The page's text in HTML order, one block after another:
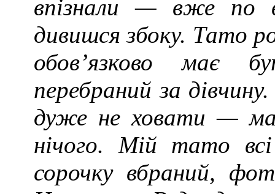
впізнали — вже по
дивишся збоку. Тато
обов’язково має
перебраний за
дуже не ховати —
нічого. Мій тато
сорочку вбраний,